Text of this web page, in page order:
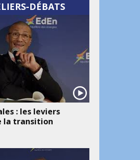
DÉBATS
: les leviers
la transition